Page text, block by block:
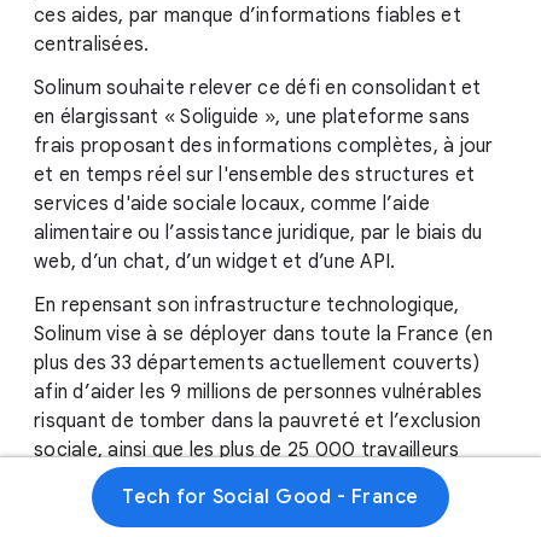
ces aides, par manque d’informations fiables et
centralisées.
Solinum souhaite relever ce défi en consolidant et
en élargissant « Soliguide », une plateforme sans
frais proposant des informations complètes, à jour
et en temps réel sur l'ensemble des structures et
services d'aide sociale locaux, comme l’aide
alimentaire ou l’assistance juridique, par le biais du
web, d’un chat, d’un widget et d’une API.
En repensant son infrastructure technologique,
Solinum vise à se déployer dans toute la France (en
plus des 33 départements actuellement couverts)
afin d’aider les 9 millions de personnes vulnérables
risquant de tomber dans la pauvreté et l’exclusion
sociale, ainsi que les plus de 25 000 travailleurs
sociaux qui les assistent directement.
Tech for Social Good - France